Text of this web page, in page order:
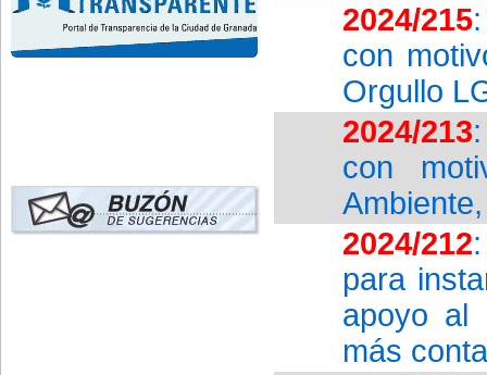
2024/215
con
Orgullo
2024/213
con
2024/212
para
apoyo al
más